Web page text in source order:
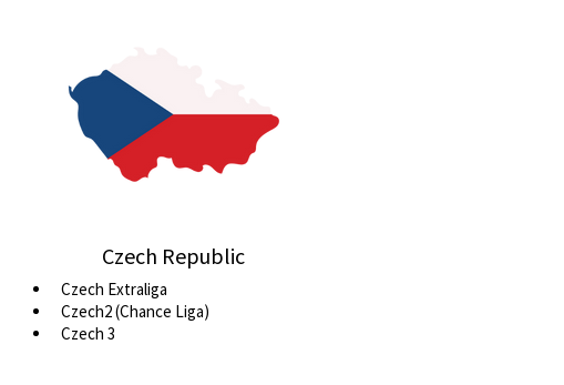
Czech Republic
Czech Extraliga
Czech2 (Chance Liga)
Czech 3